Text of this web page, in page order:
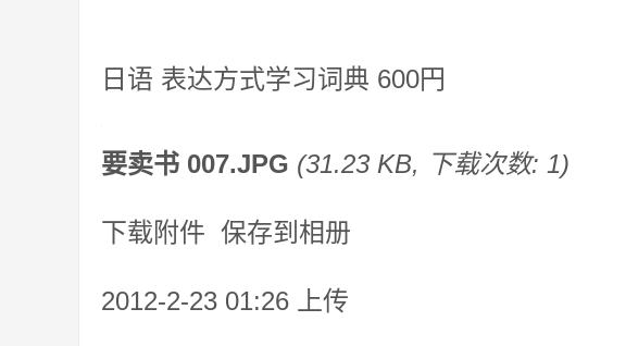
日语 表达方式学习词典 600円
要卖书 007.JPG (31.23 KB, 下载次数: 1)
下载附件 保存到相册
2012-2-23 01:26 上传